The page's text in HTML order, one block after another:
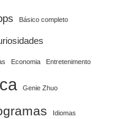
Básico completo
Economia Entretenimento
Genie Zhuo
Idiomas